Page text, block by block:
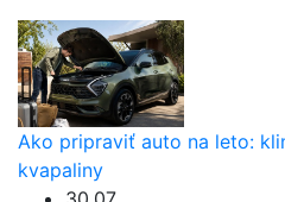
Ako pripraviť auto na leto:
kvapaliny